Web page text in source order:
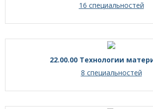
16 специальностей
22.00.00 Технологии
8 специальностей